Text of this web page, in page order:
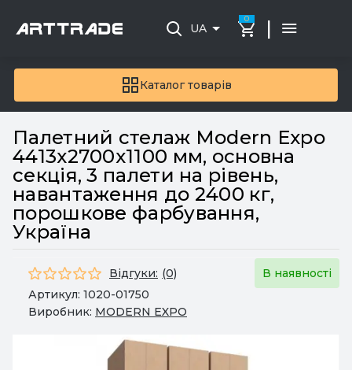
Каталог товарів
UA
0 |
Палетний стелаж Modern Expo
4413x2700x1100 мм, основна
секція, 3 палети на рівень,
навантаження до 2400 кг,
порошкове фарбування,
Україна
Відгуки: (0)
В наявності
Артикул: 1020-01750
Виробник: MODERN EXPO